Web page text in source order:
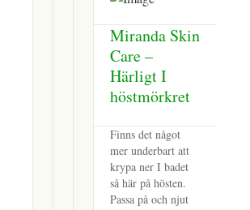
Miranda Skin
Care –
Härligt I
höstmörkret
Finns det något
mer underbart att
krypa ner I badet
så här på hösten.
Passa på och njut